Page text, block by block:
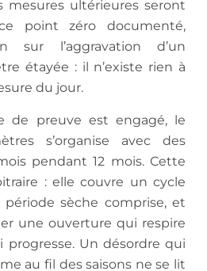
mesures ultérieures seront
point zéro documenté,
sur l’aggravation d’un
étayée : il n’existe rien à
du jour.
de preuve est engagé, le
s’organise avec des
pendant 12 mois. Cette
: elle couvre un cycle
période sèche comprise, et
une ouverture qui respire
progresse. Un désordre qui
au fil des saisons ne se lit